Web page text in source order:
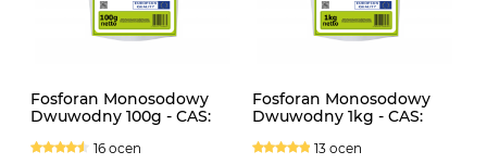
Fosforan Monosodowy
Dwuwodny 100g - CAS:
16 ocen
Fosforan Monosodowy
Dwuwodny 1kg - CAS:
13 ocen